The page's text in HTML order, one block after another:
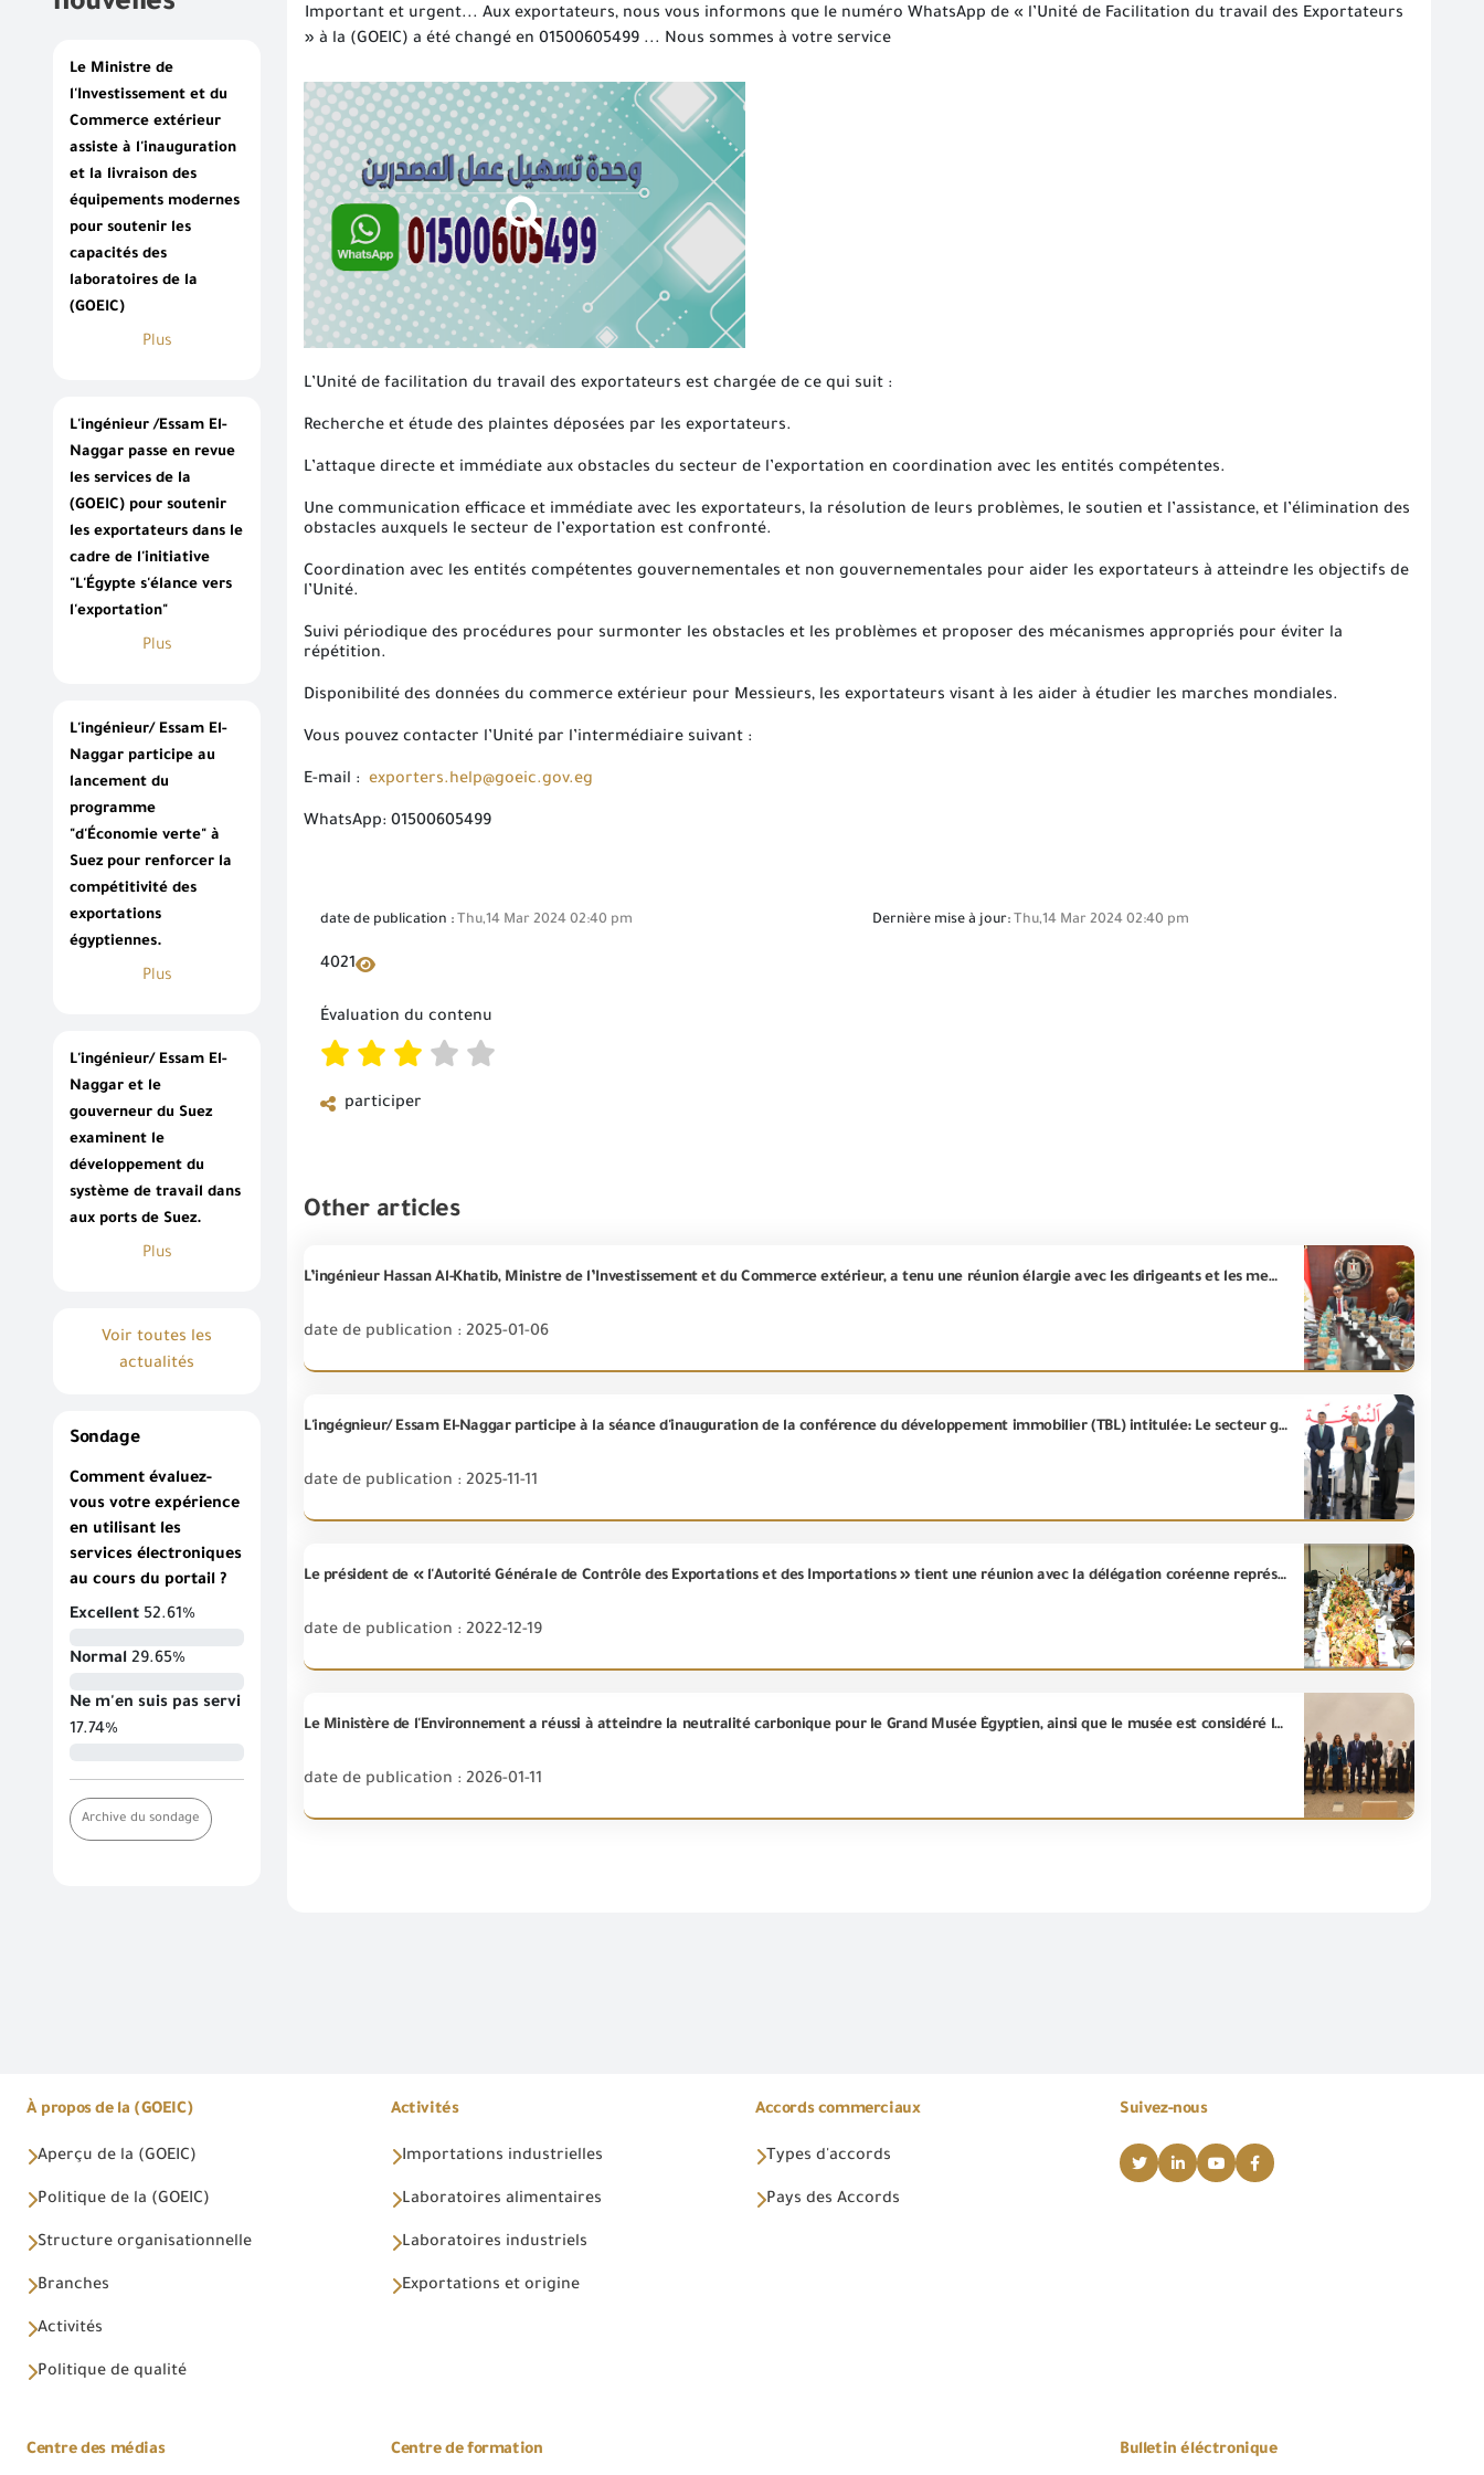
Le Ministre de
l'Investissement et du
Commerce extérieur
assiste à l'inauguration
et la livraison des
équipements modernes
pour soutenir les
capacités des
laboratoires de la
(GOEIC)
Plus
L'ingénieur /Essam El-
Naggar passe en revue
les services de la
(GOEIC) pour soutenir
les exportateurs dans le
cadre de l'initiative
"L'Égypte s'élance vers
l'exportation"
Plus
L'ingénieur/ Essam El-
Naggar participe au
lancement du
programme
"d'Économie verte" à
Suez pour renforcer la
compétitivité des
exportations
égyptiennes.
Plus
L'ingénieur/ Essam El-
Naggar et le
gouverneur du Suez
examinent le
développement du
système de travail dans
aux ports de Suez.
Plus
Voir toutes les
actualités
Sondage
Comment évaluez-
vous votre expérience
en utilisant les
services électroniques
au cours du portail ?
Excellent 52.61%
Normal 29.65%
Ne m'en suis pas servi
17.74%
Archive du sondage
Important et urgent... Aux exportateurs, nous vous informons que le numéro WhatsApp de « l’Unité de Facilitation du travail des Exportateurs
» à la (GOEIC) a été changé en 01500605499 ... Nous sommes à votre service
L’Unité de facilitation du travail des exportateurs est chargée de ce qui suit :
Recherche et étude des plaintes déposées par les exportateurs.
L’attaque directe et immédiate aux obstacles du secteur de l’exportation en coordination avec les entités compétentes.
Une communication efficace et immédiate avec les exportateurs, la résolution de leurs problèmes, le soutien et l’assistance, et l’élimination des
obstacles auxquels le secteur de l’exportation est confronté.
Coordination avec les entités compétentes gouvernementales et non gouvernementales pour aider les exportateurs à atteindre les objectifs de
l’Unité.
Suivi périodique des procédures pour surmonter les obstacles et les problèmes et proposer des mécanismes appropriés pour éviter la
répétition.
Disponibilité des données du commerce extérieur pour Messieurs, les exportateurs visant à les aider à étudier les marches mondiales.
Vous pouvez contacter l’Unité par l’intermédiaire suivant :
E-mail : exporters.help@goeic.gov.eg
WhatsApp: 01500605499
date de publication : Thu,14 Mar 2024 02:40 pm Dernière mise à jour: Thu,14 Mar 2024 02:40 pm
4021
Évaluation du contenu
participer
Other articles
L’ingénieur Hassan Al-Khatib, Ministre de l’Investissement et du Commerce extérieur, a tenu une réunion élargie avec les dirigeants et les membres des conseils d’exportation pour discuter les axes du nouveau programme de remboursement des charges des exportations,
date de publication : 2025-01-06
L'ingégnieur/ Essam El-Naggar participe à la séance d'inauguration de la conférence du développement immobilier (TBL) intitulée: Le secteur gouvernemental discute l’avenir du marché immobilier avec le secteur privé .
date de publication : 2025-11-11
Le président de « l'Autorité Générale de Contrôle des Exportations et des Importations » tient une réunion avec la délégation coréenne représentant de la société « Samsung SDS Global » - au Caire
date de publication : 2022-12-19
Le Ministère de l'Environnement a réussi à atteindre la neutralité carbonique pour le Grand Musée Égyptien, ainsi que le musée est considéré le premier site dont l'engagement environnemental est légalement documenté et accrédité selon les Normes internationales au cours d'un rapport délivré par une entité Nationale accréditée .
date de publication : 2026-01-11
À propos de la (GOEIC)
Aperçu de la (GOEIC)
Politique de la (GOEIC)
Structure organisationnelle
Branches
Activités
Politique de qualité
Activités
Importations industrielles
Laboratoires alimentaires
Laboratoires industriels
Exportations et origine
Accords commerciaux
Types d'accords
Pays des Accords
Suivez-nous
Centre des médias Centre de formation Bulletin éléctronique